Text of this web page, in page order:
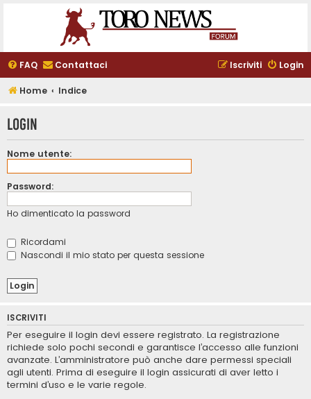
FAQ Contattaci Login
Iscriviti
Home Indice
Login
Nome utente:
Password:
Ho dimenticato la password
Ricordami
Nascondi il mio stato per questa sessione
ISCRIVITI
Per eseguire il login devi essere registrato. La registrazione
richiede solo pochi secondi e garantisce l’accesso alle funzioni
avanzate. L’amministratore può anche dare permessi speciali
agli utenti. Prima di eseguire il login assicurati di aver letto i
termini d’uso e le varie regole.